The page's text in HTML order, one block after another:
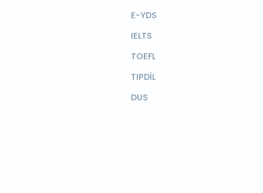
E-YDS
IELTS
TOEFL
TIPDİL
DUS